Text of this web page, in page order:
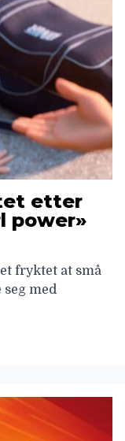
etter
power»
fryktet at små
med